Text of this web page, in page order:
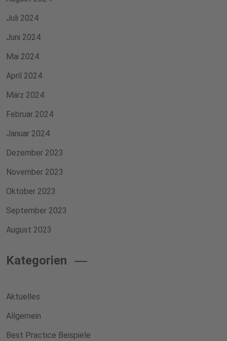
Juli 2024
Juni 2024
Mai 2024
April 2024
März 2024
Februar 2024
Januar 2024
Dezember 2023
November 2023
Oktober 2023
September 2023
August 2023
Kategorien
Aktuelles
Allgemein
Best Practice Beispiele